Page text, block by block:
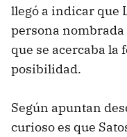
llegó a indicar que
persona nombrada
que se acercaba la
posibilidad.
Según apuntan
curioso es que